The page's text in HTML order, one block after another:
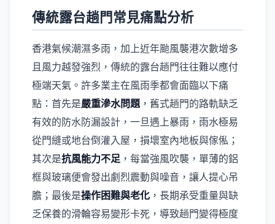
傳統露台趟門常見痛點分析
香港氣候潮濕多雨，加上近年颱風襲港次數增多
且風力越發強烈，傳統的露台趟門往往難以應付
極端天氣。許多業主在風雨季都會面臨以下痛
點：首先是嚴重滲水問題，舊式趟門的路軌缺乏
有效的防水防漏設計，一旦遇上暴雨，雨水極易
從門縫或地台倒灌入屋，損壞室內地板與傢俬；
其次是抗風能力不足，每當強風吹襲，單薄的鋁
框與玻璃便會發出劇烈震動與噪音，讓人提心吊
膽；最後是操作困難與老化 ，長期承受重量與缺
乏保養的滑輪容易變形卡死，導致趟門變得極度